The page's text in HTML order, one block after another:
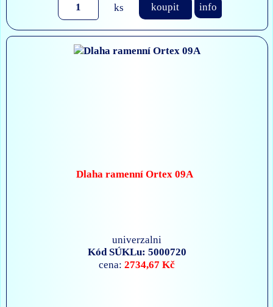
ks koupit info
Dlaha ramenní Ortex 09A
univerzalni
Kód SÚKLu: 5000720
cena:2734,67 Kč